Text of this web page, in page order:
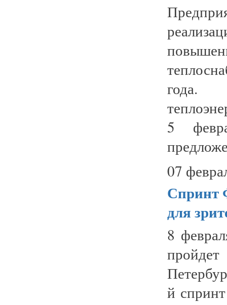
5
07
Спринт
для
8
й